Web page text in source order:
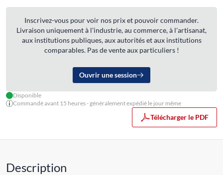
Inscrivez-vous pour voir nos prix et pouvoir commander.
Livraison uniquement à l'industrie, au commerce, à l'artisanat,
aux institutions publiques, aux autorités et aux institutions
comparables. Pas de vente aux particuliers !
Ouvrir une session
Disponible
Commandé avant 15 heures - généralement expédié le jour même
Télécharger le PDF
Description